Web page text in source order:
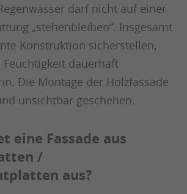
darf nicht auf einer
„stehenbleiben“. Insgesamt
Konstruktion sicherstellen,
Feuchtigkeit dauerhaft
Die Montage der Holzfassade
unsichtbar geschehen.
eine Fassade aus
/
aus?